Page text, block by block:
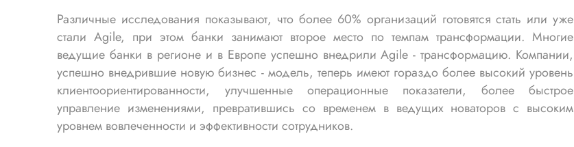
Различные исследования показывают, что более 60% организаций готовятся стать или уже
стали Agile, при этом банки занимают второе место по темпам трансформации. Многие
ведущие банки в регионе и в Европе успешно внедрили Agile - трансформацию. Компании,
успешно внедрившие новую бизнес - модель, теперь имеют гораздо более высокий уровень
клиентоориентированности, улучшенные операционные показатели, более быстрое
управление изменениями, превратившись со временем в ведущих новаторов с высоким
уровнем вовлеченности и эффективности сотрудников.